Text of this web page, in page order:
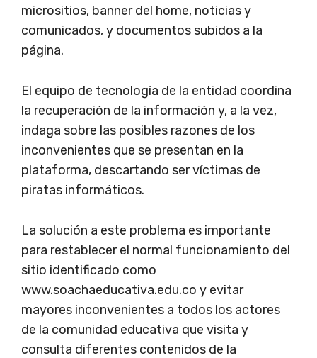
micrositios, banner del home, noticias y
comunicados, y documentos subidos a la
página.
El equipo de tecnología de la entidad coordina
la recuperación de la información y, a la vez,
indaga sobre las posibles razones de los
inconvenientes que se presentan en la
plataforma, descartando ser víctimas de
piratas informáticos.
La solución a este problema es importante
para restablecer el normal funcionamiento del
sitio identificado como
www.soachaeducativa.edu.co y evitar
mayores inconvenientes a todos los actores
de la comunidad educativa que visita y
consulta diferentes contenidos de la